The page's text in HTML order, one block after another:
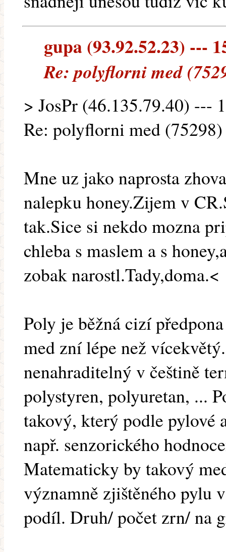
gupa (93.92.52.23) ---
Re: polyflorni med
> JosPr (46.135.79.40) ---
Re: polyflorni med
Mne uz jako naprosta
nalepku honey.Zijem v
tak.Sice si nekdo mozna
chleba s maslem a s
zobak narostl.Tady,doma.<
Poly je běžná cizí
med zní lépe než
nenahraditelný v češtině
polystyren, polyuretan, ...
takový, který podle pylové
např. senzorického
Matematicky by takový
významně zjištěného pylu
podíl. Druh/ počet zrn/ na